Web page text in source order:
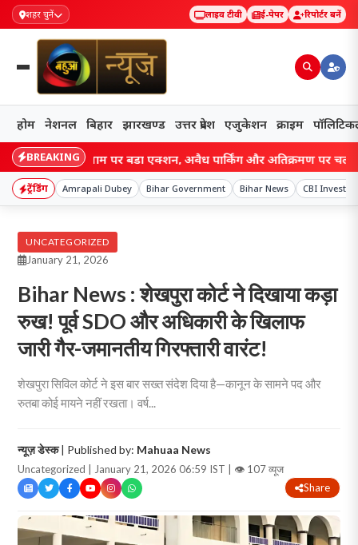
शहर चुनें लाइव टीवी ई-पेपर रिपोर्टर बनें
होम नेशनल बिहार झारखण्ड उत्तर प्रदेश एजुकेशन क्राइम
BREAKING
में जाम पर बड़ा एक्शन, अवैध पार्किंग और अतिक्रमण पर चला प्रशासन का
ट्रेंडिंग Amrapali Dubey Bihar Government Bihar News CBI
UNCATEGORIZED
January 21, 2026
Bihar News : शेखपुरा कोर्ट ने दिखाया कड़ा
रुख! पूर्व SDO और अधिकारी के खिलाफ
जारी गैर-जमानतीय गिरफ्तारी वारंट!
शेखपुरा सिविल कोर्ट ने इस बार सख्त संदेश दिया है—कानून के सामने पद और
रुतबा कोई मायने नहीं रखता। वर्ष...
न्यूज़ डेस्क| Published by: Mahuaa News
Uncategorized | January 21, 2026 06:59 IST | 👁 107 व्यूज
Share